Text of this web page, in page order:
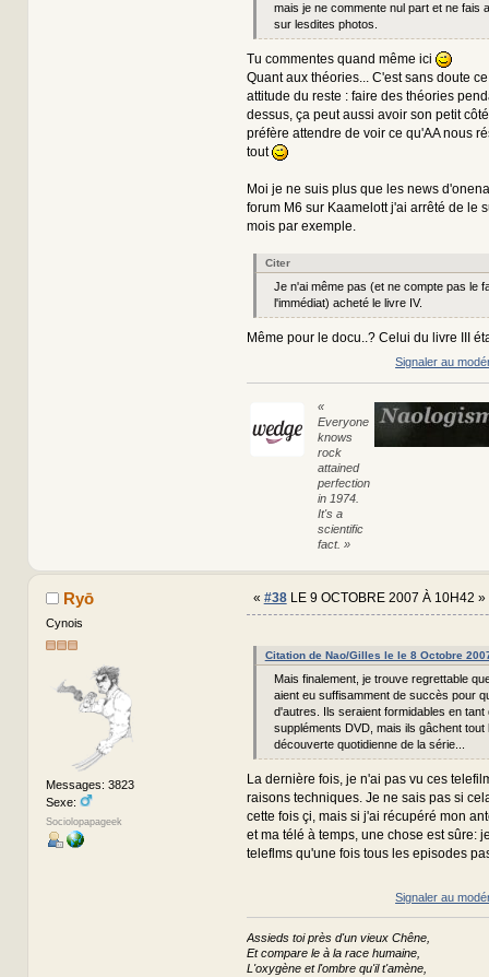
mais je ne commente nul part et ne fais
sur lesdites photos.
Tu commentes quand même ici
Quant aux théories... C'est sans doute
attitude du reste : faire des théories
dessus, ça peut aussi avoir son petit
préfère attendre de voir ce qu'AA nous
tout
Moi je ne suis plus que les news
forum M6 sur Kaamelott j'ai arrêté de le
mois par exemple.
Citer
Je n'ai même pas (et ne compte pas le
l'immédiat) acheté le livre IV.
Même pour le docu..? Celui du livre III
Signaler au
«
Everyone
knows
rock
attained
perfection
in 1974.
It's a
scientific
fact. »
Ryō
Cynois
Messages: 3823
Sexe:
Sociolopapageek
« #38LE 9 OCTOBRE 2007 À 10H42 »
Citation de Nao/Gilles le le 8 Octobre
Mais finalement, je trouve regrettable
aient eu suffisamment de succès pour
d'autres. Ils seraient formidables en tant
suppléments DVD, mais ils gâchent tout
découverte quotidienne de la série...
La dernière fois, je n'ai pas vu ces
raisons techniques. Je ne sais pas si
cette fois çi, mais si j'ai récupéré mon
et ma télé à temps, une chose est sûre:
teleflms qu'une fois tous les episodes
Signaler au
Assieds toi près d'un vieux Chêne,
Et compare le à la race humaine,
L'oxygène et l'ombre qu'il t'amène,